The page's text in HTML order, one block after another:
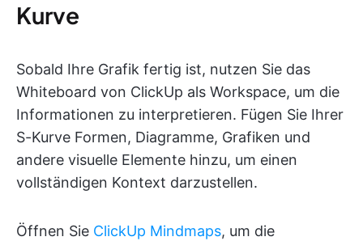
Kurve
Sobald Ihre Grafik fertig ist, nutzen Sie das
Whiteboard von ClickUp als Workspace, um die
Informationen zu interpretieren. Fügen Sie Ihrer
S-Kurve Formen, Diagramme, Grafiken und
andere visuelle Elemente hinzu, um einen
vollständigen Kontext darzustellen.
Öffnen Sie ClickUp Mindmaps, um die